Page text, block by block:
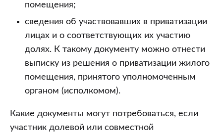
помещения;
сведения об участвовавших в приватизации
лицах и о соответствующих их участию
долях. К такому документу можно отнести
выписку из решения о приватизации жилого
помещения, принятого уполномоченным
органом (исполкомом).
Какие документы могут потребоваться, если
участник долевой или совместной